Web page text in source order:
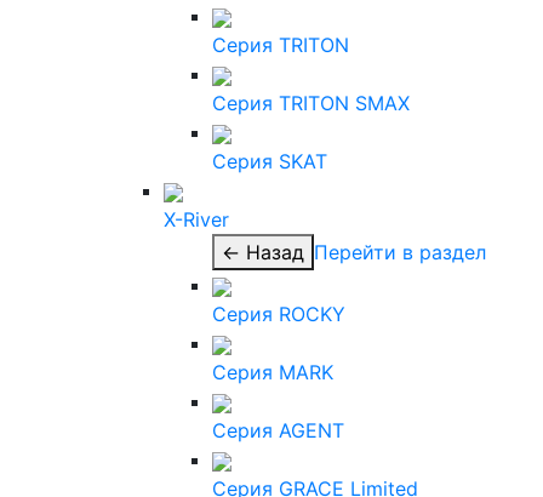
Серия TRITON
Серия TRITON SMAX
Серия SKAT
X-River
← Назад Перейти в раздел
Серия ROCKY
Серия MARK
Серия AGENT
Серия GRACE Limited